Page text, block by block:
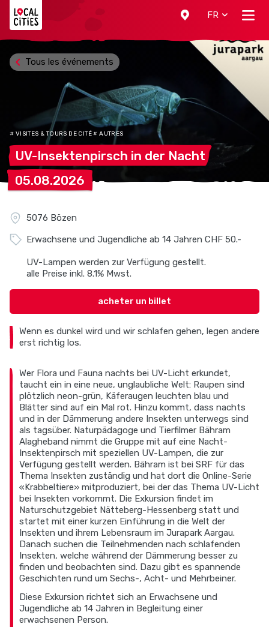
FR
Tous les événements
# VISITES & TOURS DE CITÉ # AUTRES
UV-Insektenpirsch in der Nacht
05.08.2026
5076 Bözen
Erwachsene und Jugendliche ab 14 Jahren CHF 50.-
UV-Lampen werden zur Verfügung gestellt.
alle Preise inkl. 8.1% Mwst.
acheter un billet
Wenn es dunkel wird und wir schlafen gehen, legen andere
erst richtig los.
Wer Flora und Fauna nachts bei UV-Licht erkundet,
taucht ein in eine neue, unglaubliche Welt: Raupen sind
plötzlich neon-grün, Käferaugen leuchten blau und
Blätter sind auf ein Mal rot. Hinzu kommt, dass nachts
und in der Dämmerung andere Insekten unterwegs sind
als tagsüber. Naturpädagoge und Tierfilmer Bähram
Alagheband nimmt die Gruppe mit auf eine Nacht-
Insektenpirsch mit speziellen UV-Lampen, die zur
Verfügung gestellt werden. Bähram ist bei SRF für das
Thema Insekten zuständig und hat dort die Online-Serie
«Krabbeltiere» mitproduziert, bei der das Thema UV-Licht
bei Insekten vorkommt. Die Exkursion findet im
Naturschutzgebiet Nätteberg-Hessenberg statt und
startet mit einer kurzen Einführung in die Welt der
Insekten und ihrem Lebensraum im Jurapark Aargau.
Danach suchen die Teilnehmenden nach schlafenden
Insekten, welche während der Dämmerung besser zu
finden und beobachten sind. Dazu gibt es spannende
Geschichten rund um Sechs-, Acht- und Mehrbeiner.
Diese Exkursion richtet sich an Erwachsene und
Jugendliche ab 14 Jahren in Begleitung einer
erwachsenen Person.